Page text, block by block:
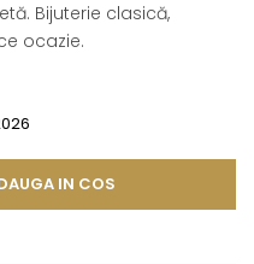
Bijuterie clasică,
ocazie.
IN COS